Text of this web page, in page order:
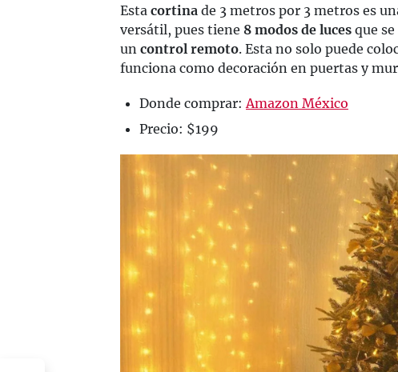
Esta cortina de 3 metros por 3 metros es
versátil, pues tiene 8 modos de luces que
un control remoto. Esta no solo puede
funciona como decoración en puertas y
Donde comprar:Amazon México
Precio: $199